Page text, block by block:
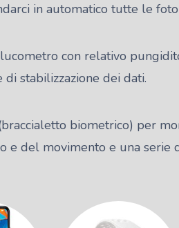
in automatico tutte le
con relativo
stabilizzazione dei dati.
biometrico) per
e del movimento e una serie